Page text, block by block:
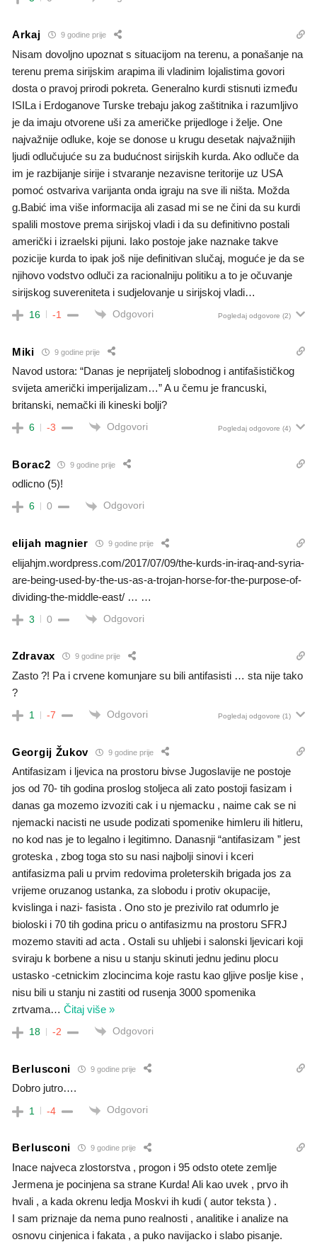
Arkaj 9 godine prije
Nisam dovoljno upoznat s situacijom na terenu, a ponašanje na
terenu prema sirijskim arapima ili vladinim lojalistima govori
dosta o pravoj prirodi pokreta. Generalno kurdi stisnuti između
ISILa i Erdoganove Turske trebaju jakog zaštitnika i razumljivo
je da imaju otvorene uši za američke prijedloge i želje. One
najvažnije odluke, koje se donose u krugu desetak najvažnijih
ljudi odlučujuće su za budućnost sirijskih kurda. Ako odluče da
im je razbijanje sirije i stvaranje nezavisne teritorije uz USA
pomoć ostvariva varijanta onda igraju na sve ili ništa. Možda
g.Babić ima više informacija ali zasad mi se ne čini da su kurdi
spalili mostove prema sirijskoj vladi i da su definitivno postali
američki i izraelski pijuni. Iako postoje jake naznake takve
pozicije kurda to ipak još nije definitivan slučaj, moguće je da se
njihovo vodstvo odluči za racionalniju politiku a to je očuvanje
sirijskog suvereniteta i sudjelovanje u sirijskoj vladi…
16 -1 Odgovori Pogledaj odgovore (2)
Miki 9 godine prije
Navod ustora: “Danas je neprijatelj slobodnog i antifašističkog
svijeta američki imperijalizam…” A u čemu je francuski,
britanski, nemački ili kineski bolji?
6 -3 Odgovori Pogledaj odgovore (4)
Borac2 9 godine prije
odlicno (5)!
6 0 Odgovori
elijah magnier 9 godine prije
elijahjm.wordpress.com/2017/07/09/the-kurds-in-iraq-and-syria-
are-being-used-by-the-us-as-a-trojan-horse-for-the-purpose-of-
dividing-the-middle-east/ … …
3 0 Odgovori
Zdravax 9 godine prije
Zasto ?! Pa i crvene komunjare su bili antifasisti … sta nije tako
?
1 -7 Odgovori Pogledaj odgovore (1)
Georgij Žukov 9 godine prije
Antifasizam i ljevica na prostoru bivse Jugoslavije ne postoje
jos od 70- tih godina proslog stoljeca ali zato postoji fasizam i
danas ga mozemo izvoziti cak i u njemacku , naime cak se ni
njemacki nacisti ne usude podizati spomenike himleru ili hitleru,
no kod nas je to legalno i legitimno. Danasnji “antifasizam ” jest
groteska , zbog toga sto su nasi najbolji sinovi i kceri
antifasizma pali u prvim redovima proleterskih brigada jos za
vrijeme oruzanog ustanka, za slobodu i protiv okupacije,
kvislinga i nazi- fasista . Ono sto je prezivilo rat odumrlo je
bioloski i 70 tih godina pricu o antifasizmu na prostoru SFRJ
mozemo staviti ad acta . Ostali su uhljebi i salonski ljevicari koji
sviraju k borbene a nisu u stanju skinuti jednu jedinu plocu
ustasko -cetnickim zlocincima koje rastu kao gljive poslje kise ,
nisu bili u stanju ni zastiti od rusenja 3000 spomenika
zrtvama… Čitaj više »
18 -2 Odgovori
Berlusconi 9 godine prije
Dobro jutro….
1 -4 Odgovori
Berlusconi 9 godine prije
Inace najveca zlostorstva , progon i 95 odsto otete zemlje
Jermena je pocinjena sa strane Kurda! Ali kao uvek , prvo ih
hvali , a kada okrenu ledja Moskvi ih kudi ( autor teksta ) .
I sam priznaje da nema puno realnosti , analitike i analize na
osnovu cinjenica i fakata , a puko navijacko i slabo pisanje.